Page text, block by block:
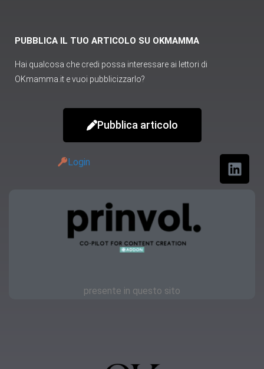
PUBBLICA IL TUO ARTICOLO SU OKMAMMA
Hai qualcosa che credi possa interessare ai lettori di
OKmamma.it e vuoi pubblicizzarlo?
Pubblica articolo
Login
presente in questo sito